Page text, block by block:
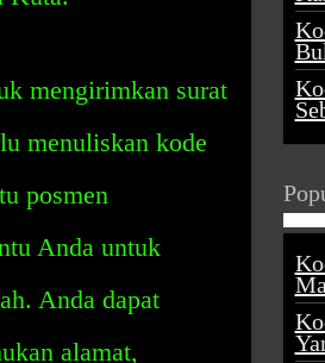
mengirimkan surat
menuliskan kode
posmen
Anda untuk
Anda dapat
alamat,